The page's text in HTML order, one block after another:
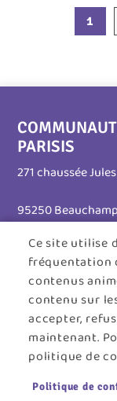
Pagination1
Ce site utilise
fréquentation
contenus
contenu sur
accepter,
maintenant.
politique de
Politique de
PARISIS
271 chaussée
95250 Beauchamp
Tél. 01 30 26 39 41
Horaires
Lundi au jeudi :
Vendredi : 8h30 -
Menu
ACCUEILPLAN